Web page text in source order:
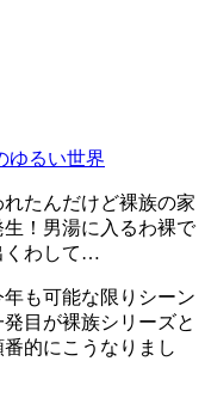
ゆるい世界
たんだけど裸族の家
！男湯に入るわ裸で
くわして…
も可能な限りシーン
目が裸族シリーズと
的にこうなりまし